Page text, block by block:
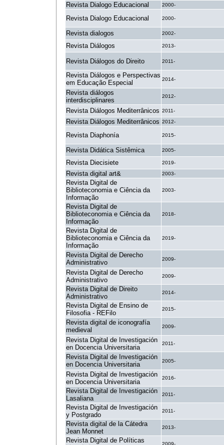
Revista Dialogo Educacional 2000-
Revista Dialogo Educacional 2000-
Revista dialogos 2002-
Revista Diálogos 2013-
Revista Diálogos do Direito 2011-
Revista Diálogos e Perspectivas
em Educação Especial
2014-
Revista diálogos
interdisciplinares
2012-
Revista Diálogos Mediterrânicos 2011-
Revista Diálogos Mediterrânicos 2012-
Revista Diaphonía 2015-
Revista Didática Sistêmica 2005-
Revista Diecisiete 2019-
Revista digital art& 2003-
Revista Digital de
Biblioteconomia e Ciência da
Informação
2003-
Revista Digital de
Biblioteconomia e Ciência da
Informação
2018-
Revista Digital de
Biblioteconomia e Ciência da
Informação
2019-
Revista Digital de Derecho
Administrativo
2009-
Revista Digital de Derecho
Administrativo
2009-
Revista Digital de Direito
Administrativo
2014-
Revista Digital de Ensino de
Filosofia - REFilo
2015-
Revista digital de iconografía
medieval
2009-
Revista Digital de Investigación
en Docencia Universitaria
2011-
Revista Digital de Investigación
en Docencia Universitaria
2005-
Revista Digital de Investigación
en Docencia Universitaria
2016-
Revista Digital de Investigación
Lasaliana
2011-
Revista Digital de Investigación
y Postgrado
2011-
Revista digital de la Cátedra
Jean Monnet
2013-
Revista Digital de Políticas
2009-